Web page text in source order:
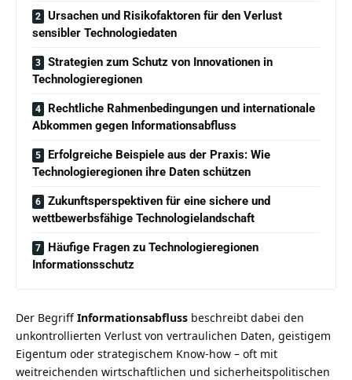
Ursachen und Risikofaktoren für den Verlust
sensibler Technologiedaten
Strategien zum Schutz von Innovationen in
Technologieregionen
Rechtliche Rahmenbedingungen und internationale
Abkommen gegen Informationsabfluss
Erfolgreiche Beispiele aus der Praxis: Wie
Technologieregionen ihre Daten schützen
Zukunftsperspektiven für eine sichere und
wettbewerbsfähige Technologielandschaft
Häufige Fragen zu Technologieregionen
Informationsschutz
Der Begriff Informationsabfluss beschreibt dabei den
unkontrollierten Verlust von vertraulichen Daten, geistigem
Eigentum oder strategischem Know-how – oft mit
weitreichenden wirtschaftlichen und sicherheitspolitischen